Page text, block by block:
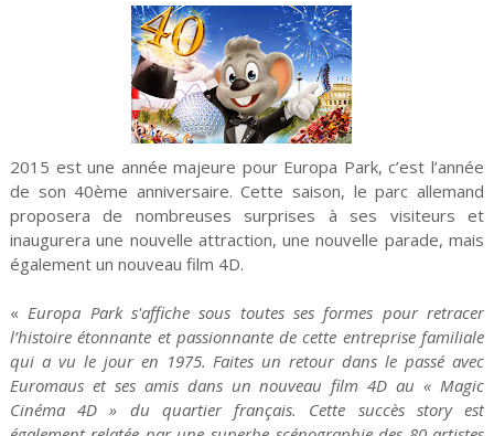
2015 est une année majeure pour Europa Park, c’est l’année
de son 40ème anniversaire. Cette saison, le parc allemand
proposera de nombreuses surprises à ses visiteurs et
inaugurera une nouvelle attraction, une nouvelle parade, mais
également un nouveau film 4D.
«Europa Park s'affiche sous toutes ses formes pour retracer
l’histoire étonnante et passionnante de cette entreprise familiale
qui a vu le jour en 1975. Faites un retour dans le passé avec
Euromaus et ses amis dans un nouveau film 4D au « Magic
Cinéma 4D » du quartier français. Cette succès story est